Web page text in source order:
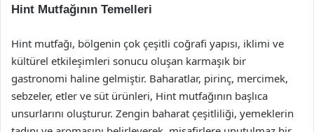
Hint Mutfağının Temelleri
Hint mutfağı, bölgenin çok çeşitli coğrafi yapısı, iklimi ve
kültürel etkileşimleri sonucu oluşan karmaşık bir
gastronomi haline gelmiştir. Baharatlar, pirinç, mercimek,
sebzeler, etler ve süt ürünleri, Hint mutfağının başlıca
unsurlarını oluşturur. Zengin baharat çeşitliliği, yemeklerin